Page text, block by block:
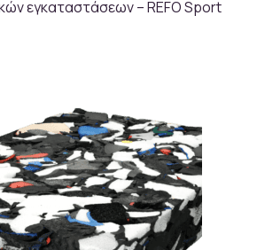
εγκαταστάσεων – REFO Sport